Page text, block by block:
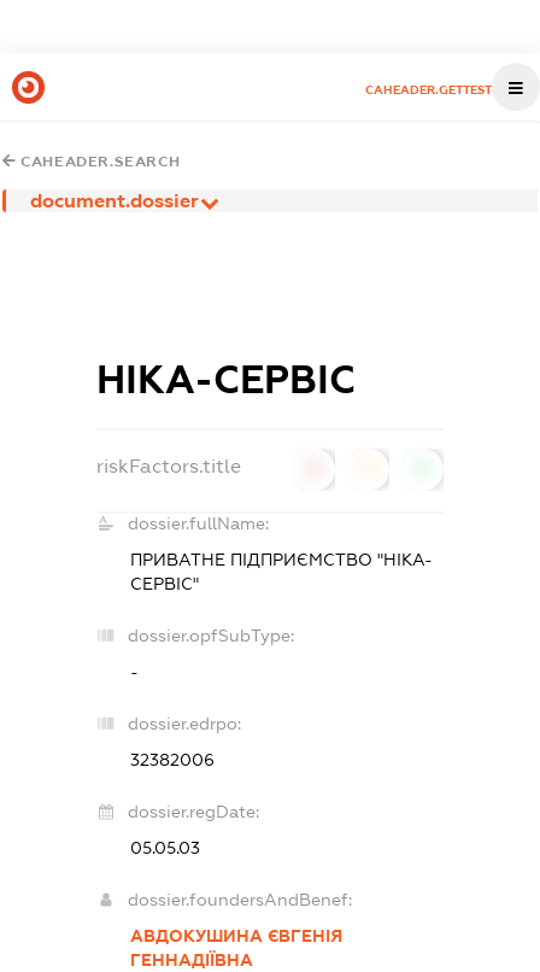
CAHEADER.GETTEST
CAHEADER.SEARCH
document.dossier
НІКА-СЕРВІС
riskFactors.title
dossier.fullName:
ПРИВАТНЕ ПІДПРИЄМСТВО "НІКА-
СЕРВІС"
dossier.opfSubType:
-
dossier.edrpo:
32382006
dossier.regDate:
05.05.03
dossier.foundersAndBenef:
АВДОКУШИНА ЄВГЕНІЯ
ГЕННАДІЇВНА